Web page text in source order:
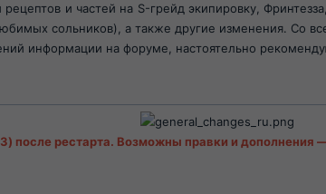
и частей на S-грейд экипировку,
сольников), а также другие изменения. Со
информации на форуме, настоятельно
после рестарта. Возможны правки и дополнения